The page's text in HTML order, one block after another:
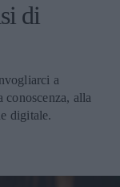
di
a
alla
digitale.